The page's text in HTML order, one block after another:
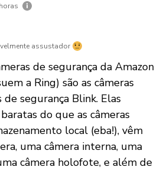
assustador
de segurança da Amazon
a Ring) são as câmeras
segurança Blink. Elas
do que as câmeras
local (eba!), vêm
uma câmera interna, uma
câmera holofote, e além de